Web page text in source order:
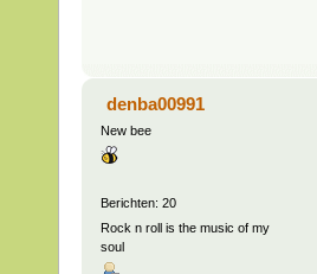
denba00991
New bee
Berichten: 20
Rock n roll is the music of my
soul